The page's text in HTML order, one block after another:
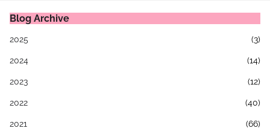
Blog Archive
2025 (3)
2024 (14)
2023 (12)
2022 (40)
2021 (66)